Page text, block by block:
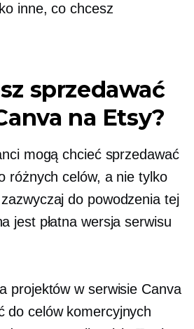
inne, co chcesz
sprzedawać
na Etsy?
mogą chcieć sprzedawać
różnych celów, a nie tylko
do powodzenia tej
jest płatna wersja serwisu
projektów w serwisie Canva
do celów komercyjnych